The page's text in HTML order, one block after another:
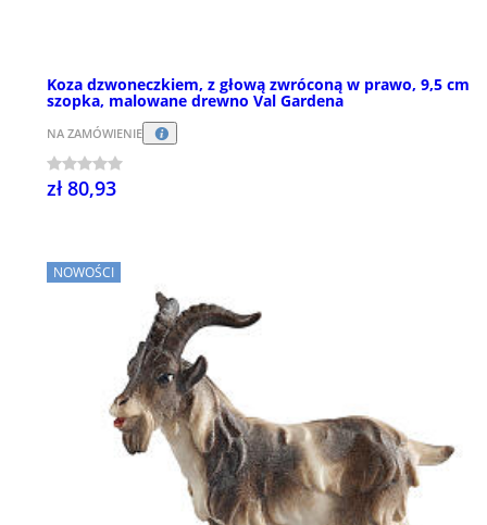
Koza dzwoneczkiem, z głową zwróconą w prawo, 9,5 cm
szopka, malowane drewno Val Gardena
NA ZAMÓWIENIE
zł 80,93
NOWOŚCI